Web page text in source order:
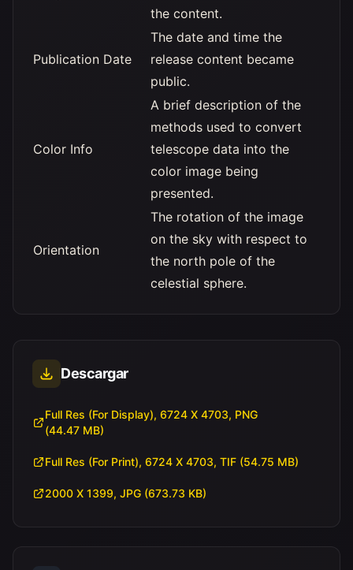
the content.
Publication Date
The date and time the
release content became
public.
Color Info
A brief description of the
methods used to convert
telescope data into the
color image being
presented.
Orientation
The rotation of the image
on the sky with respect to
the north pole of the
celestial sphere.
Descargar
Full Res (For Display), 6724 X 4703, PNG
(44.47 MB)
Full Res (For Print), 6724 X 4703, TIF (54.75 MB)
2000 X 1399, JPG (673.73 KB)